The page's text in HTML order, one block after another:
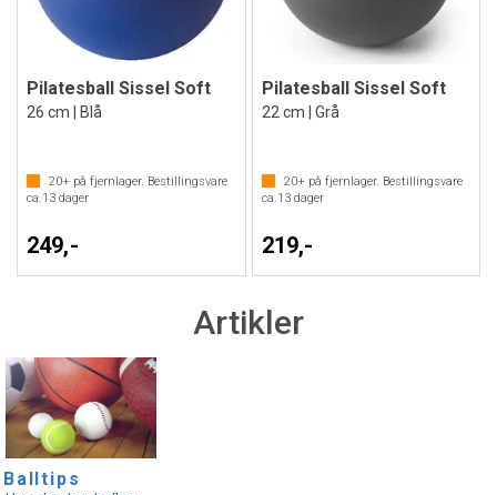
Pilatesball Sissel Soft
26 cm | Blå
20+ på fjernlager. Bestillingsvare
ca.13 dager
249,-
Pilatesball Sissel Soft
22 cm | Grå
20+på fjernlager. Bestillingsvare
ca.13dager
219,-
Artikler
Balltips